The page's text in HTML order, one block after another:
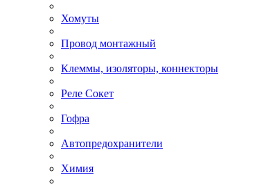
Хомуты
Провод монтажный
Клеммы, изоляторы, коннекторы
Реле Сокет
Гофра
Автопредохранители
Химия